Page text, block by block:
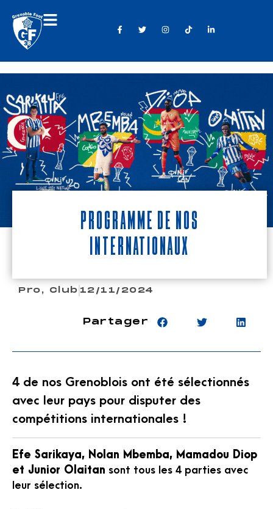
PROGRAMME DE NOS
INTERNATIONAUX
Pro, Club 12/11/2024
Partager
4 de nos Grenoblois ont été sélectionnés
avec leur pays pour disputer des
compétitions internationales !
Efe Sarikaya, Nolan Mbemba, Mamadou Diop
et Junior Olaitan sont tous les 4 parties avec
leur sélection.